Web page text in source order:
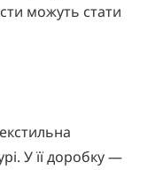
можуть стати
У її доробку —